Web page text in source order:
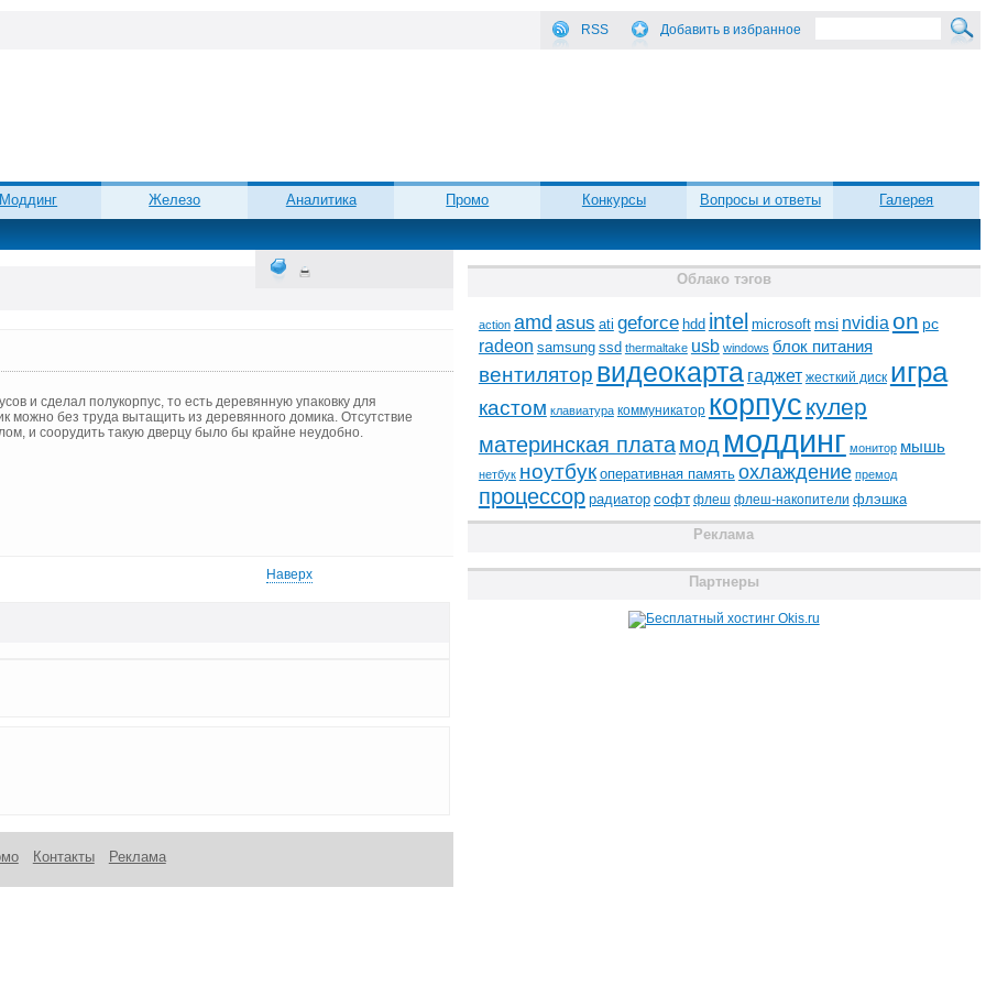
RSS Добавить в избранное
Моддинг Железо Аналитика Промо Конкурсы Вопросы и ответы
Галерея
и сделал полукорпус, то есть деревянную упаковку для
можно без труда вытащить из деревянного домика. Отсутствие
и соорудить такую дверцу было бы крайне неудобно.
Наверх
Контакты Реклама
Облако тэгов
action amd asus ati geforce hdd intel microsoft msi nvidia on pc
radeon samsung ssd thermaltake usb windows блок питания
вентилятор видеокарта гаджет жесткий диск игра
кастом клавиатура коммуникатор корпус кулер
материнская платамод моддинг монитор мышь
нетбук ноутбук оперативная память охлаждение премод
процессор радиатор софт флеш флеш-накопители флэшка
Реклама
Партнеры